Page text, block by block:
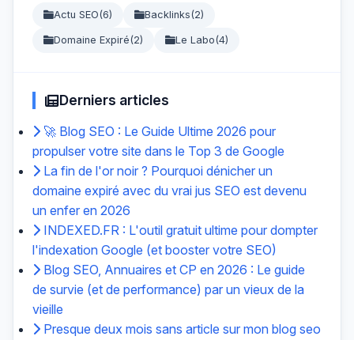
Actu SEO(6) Backlinks(2)
Domaine Expiré(2) Le Labo(4)
Derniers articles
🚀 Blog SEO : Le Guide Ultime 2026 pour
propulser votre site dans le Top 3 de Google
La fin de l'or noir ? Pourquoi dénicher un
domaine expiré avec du vrai jus SEO est devenu
un enfer en 2026
INDEXED.FR : L'outil gratuit ultime pour dompter
l'indexation Google (et booster votre SEO)
Blog SEO, Annuaires et CP en 2026 : Le guide
de survie (et de performance) par un vieux de la
vieille
Presque deux mois sans article sur mon blog seo